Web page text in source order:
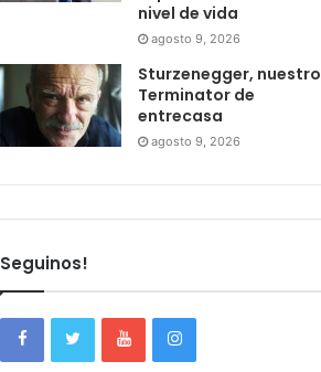
nivel de vida
agosto 9, 2026
Sturzenegger, nuestro
Terminator de
entrecasa
agosto 9, 2026
Seguinos!